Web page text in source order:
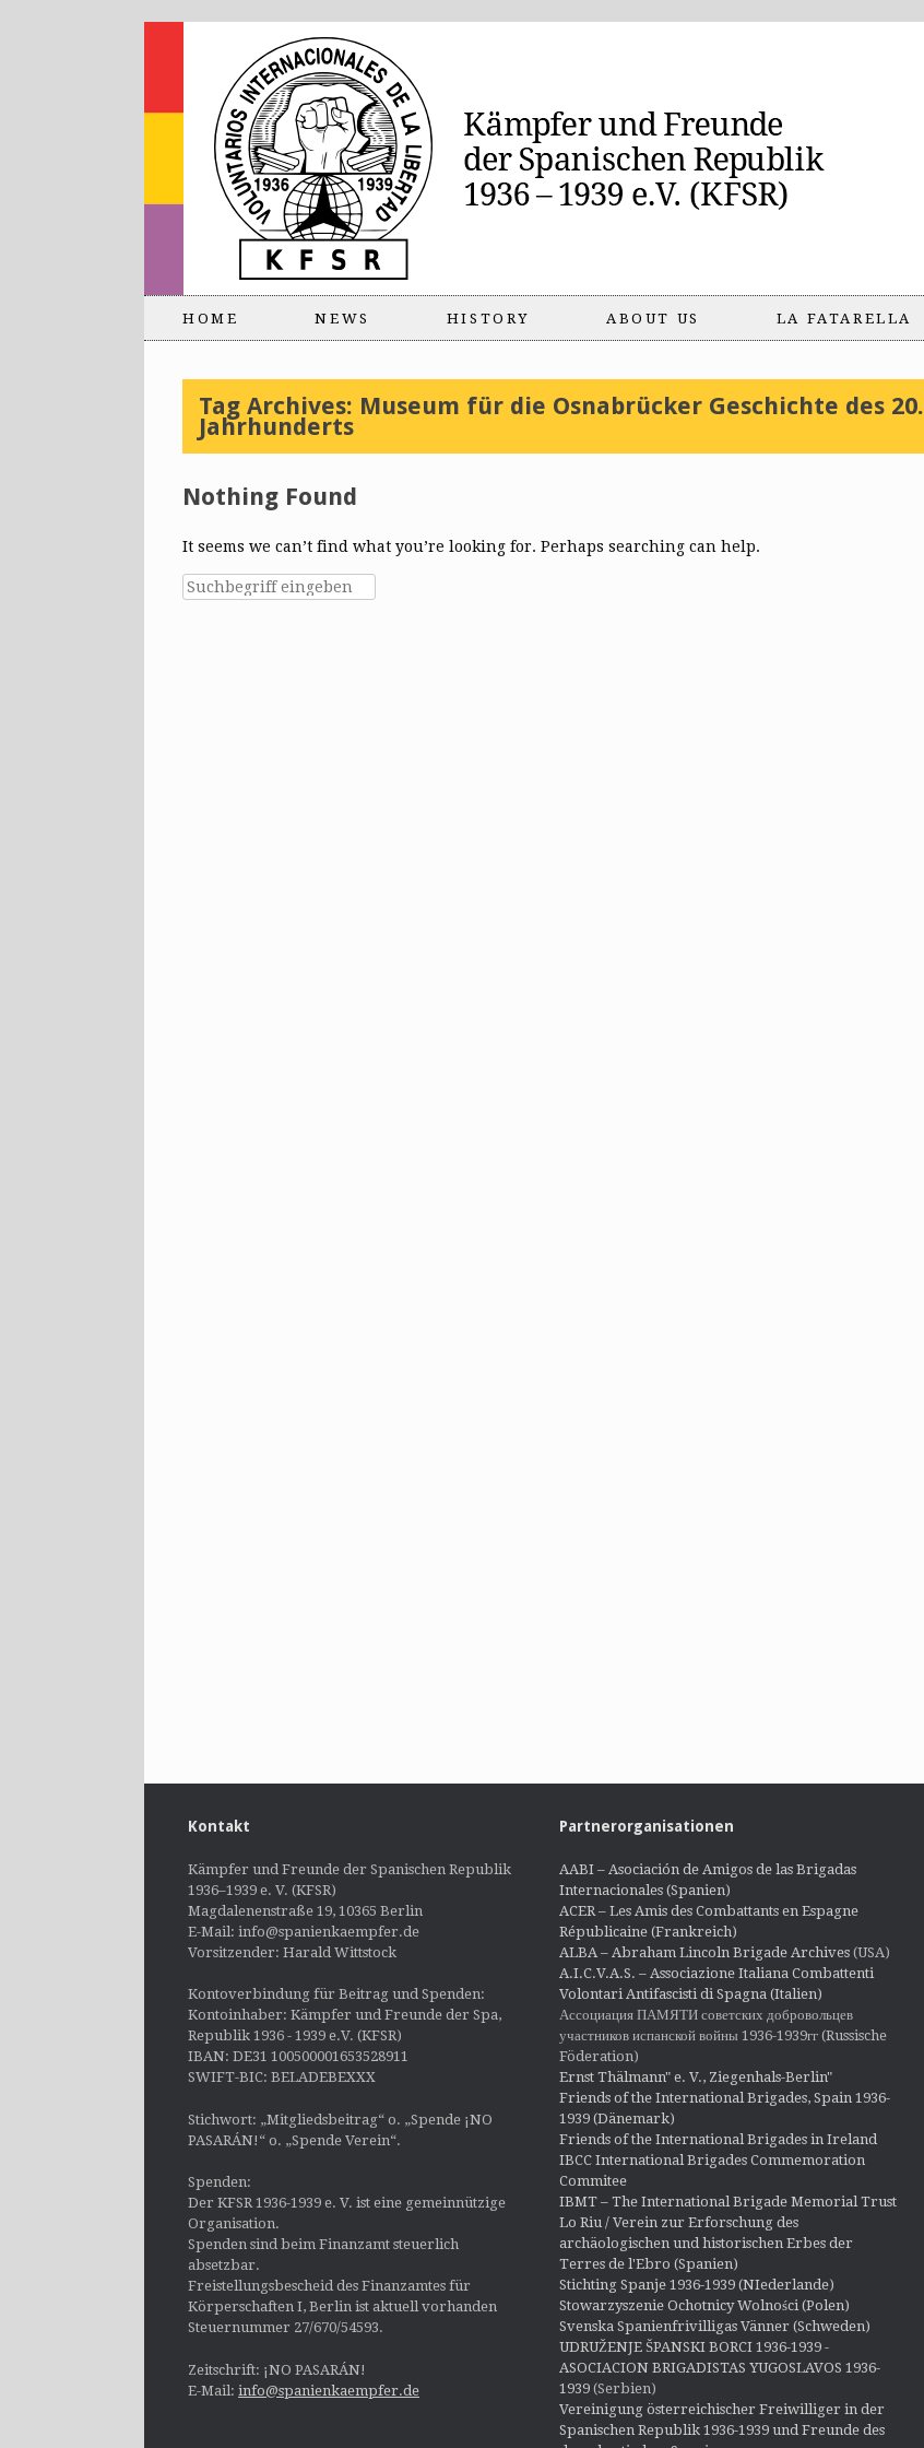
HOME NEWS HISTORY ABOUT US LA FATARELLA
Tag Archives: Museum für die Osnabrücker Geschichte des 20.
Jahrhunderts
Nothing Found
It seems we can’t find what you’re looking for. Perhaps searching can help.
Kontakt
Kämpfer und Freunde der Spanischen Republik
1936–1939 e. V. (KFSR)
Magdalenenstraße 19, 10365 Berlin
E-Mail: info@spanienkaempfer.de
Vorsitzender: Harald Wittstock
Kontoverbindung für Beitrag und Spenden:
Kontoinhaber: Kämpfer und Freunde der Spa,
Republik 1936 - 1939 e.V. (KFSR)
IBAN: DE31 100500001653528911
SWIFT-BIC: BELADEBEXXX
Stichwort: „Mitgliedsbeitrag“ o. „Spende ¡NO
PASARÁN!“ o. „Spende Verein“.
Spenden:
Der KFSR 1936-1939 e. V. ist eine gemeinnützige
Organisation.
Spenden sind beim Finanzamt steuerlich
absetzbar.
Freistellungsbescheid des Finanzamtes für
Körperschaften I, Berlin ist aktuell vorhanden
Steuernummer 27/670/54593.
Zeitschrift: ¡NO PASARÁN!
E-Mail: info@spanienkaempfer.de
Partnerorganisationen
AABI – Asociación de Amigos de las Brigadas
Internacionales (Spanien)
ACER – Les Amis des Combattants en Espagne
Républicaine (Frankreich)
ALBA – Abraham Lincoln Brigade Archives(USA)
A.I.C.V.A.S. – Associazione Italiana Combattenti
Volontari Antifascisti di Spagna (Italien)
Ассоциация ПАМЯТИ советских добровольцев
участников испанской войны 1936-1939гг (Russische
Föderation)
Ernst Thälmann" e. V., Ziegenhals-Berlin"
Friends of the International Brigades, Spain 1936-
1939 (Dänemark)
Friends of the International Brigades in Ireland
IBCC International Brigades Commemoration
Commitee
IBMT – The International Brigade Memorial Trust
Lo Riu / Verein zur Erforschung des
archäologischen und historischen Erbes der
Terres de l'Ebro (Spanien)
Stichting Spanje 1936-1939 (NIederlande)
Stowarzyszenie Ochotnicy Wolności (Polen)
Svenska Spanienfrivilligas Vänner (Schweden)
UDRUŽENJE ŠPANSKI BORCI 1936-1939 -
ASOCIACION BRIGADISTAS YUGOSLAVOS 1936-
1939(Serbien)
Vereinigung österreichischer Freiwilliger in der
Spanischen Republik 1936-1939 und Freunde des